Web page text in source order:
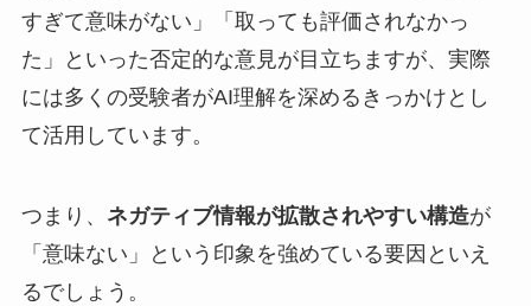
すぎて意味がない」「取っても評価されなかっ
た」といった否定的な意見が目立ちますが、実際
には多くの受験者がAI理解を深めるきっかけとし
て活用しています。
つまり、 ネガティブ情報が拡散されやすい構造が
「意味ない」という印象を強めている要因といえ
るでしょう。